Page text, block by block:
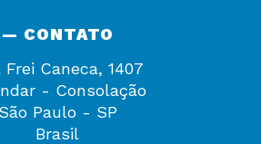
— CONTATO
Frei Caneca, 1407
- Consolação
São Paulo - SP
Brasil